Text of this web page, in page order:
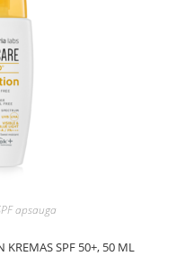
apsauga
KREMAS SPF 50+, 50 ML